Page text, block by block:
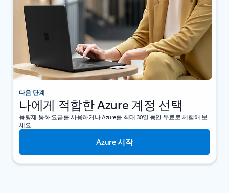
다음 단계
나에게 적합한 Azure 계정 선택
용량제 통화 요금를 사용하거나 Azure를 최대 30일 동안 무료로 체험해 보
세요.
Azure 시작